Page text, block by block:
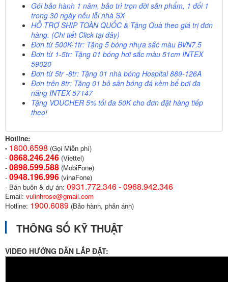
Gói bảo hành 1 năm, bảo trì trọn đời sản phẩm, 1 đổi 1
trong 30 ngày nếu lỗi nhà SX
HỖ TRỢ SHIP TOÀN QUỐC & Tặng Quà theo giá trị đơn
hàng. (Chi tiết Click tại đây)
Đơn từ 500K-1tr: Tặng 5 bóng nhựa sắc màu BVN7.5
Đơn từ 1-5tr: Tặng 01 bóng hơi sắc màu 51cm INTEX
59020
Đơn từ 5tr -8tr: Tặng 01 nhà bóng Hospital 889-126A
Đơn trên 8tr: Tặng 01 bô sân bóng đá kèm bể bơi đa
năng INTEX 57147
Tặng VOUCHER 5% tối đa 50K cho đơn đặt hàng tiếp
theo!
Hotline:
- 1800.6598 (Gọi Miễn phí)
- 0868.246.246 (Viettel)
- 0898.599.588 (MobiFone)
- 0948.196.996 (vinaFone)
- Bán buôn & dự án: 0931.772.346 - 0968.942.346
Email: vulinhrose@gmail.com
Hotline: 1900.6089 (Bảo hành, phản ánh)
THÔNG SỐ KỸ THUẬT
VIDEO HƯỚNG DẪN LẮP ĐẶT: